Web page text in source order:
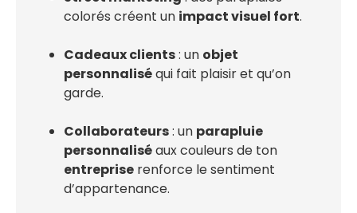
colorés créent un impact visuel fort.
Cadeaux clients: un objet
personnaliséqui fait plaisir et qu’on
garde.
Collaborateurs: un parapluie
personnaliséaux couleurs de ton
entreprise renforce le sentiment
d’appartenance.